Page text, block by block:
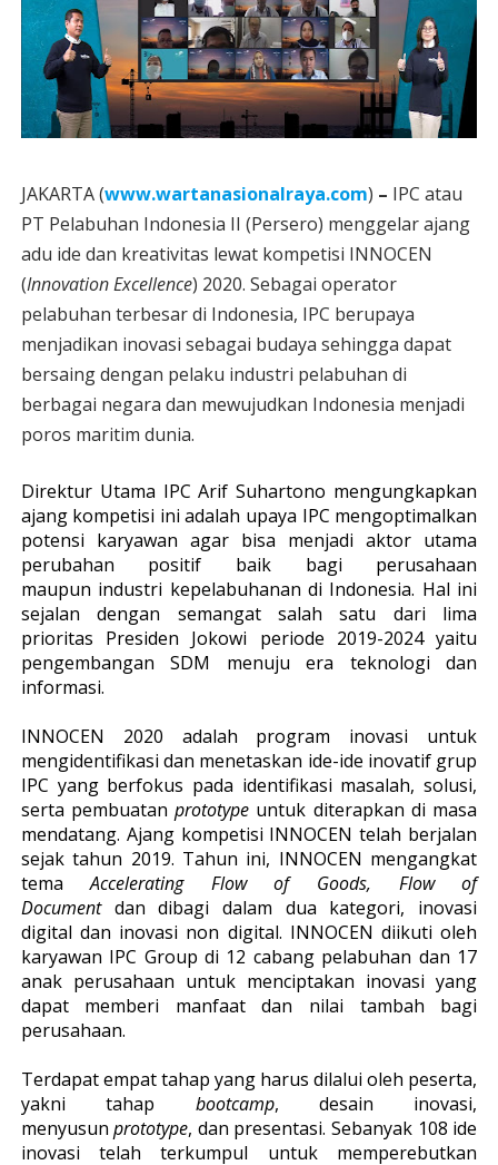
JAKARTA (www.wartanasionalraya.com) – IPC atau
PT Pelabuhan Indonesia II (Persero) menggelar ajang
adu ide dan kreativitas lewat kompetisi INNOCEN
(Innovation Excellence) 2020. Sebagai operator
pelabuhan terbesar di Indonesia, IPC berupaya
menjadikan inovasi sebagai budaya sehingga dapat
bersaing dengan pelaku industri pelabuhan di
berbagai negara dan mewujudkan Indonesia menjadi
poros maritim dunia.
Direktur Utama IPCArif Suhartono mengungkapkan
ajang kompetisi ini adalah upaya IPC mengoptimalkan
potensi karyawan agar bisa menjadi aktor utama
perubahan positif baik bagi perusahaan
maupun industri kepelabuhanan di Indonesia. Hal ini
sejalan dengan semangat salah satu dari lima
prioritas Presiden Jokowi periode 2019-2024 yaitu
pengembangan SDM menuju era teknologi dan
informasi.
INNOCEN 2020 adalah program inovasi untuk
mengidentifikasi dan menetaskan ide-ide inovatif grup
IPC yang berfokus pada identifikasi masalah, solusi,
serta pembuatanprototype untuk diterapkan di masa
mendatang. Ajang kompetisi INNOCEN telah berjalan
sejak tahun 2019. Tahun ini, INNOCEN mengangkat
temaAccelerating Flow of Goods, Flow of
Document dandibagi dalam dua kategori, inovasi
digital dan inovasi non digital. INNOCEN diikuti oleh
karyawan IPC Group di 12 cabang pelabuhan dan 17
anak perusahaan untuk menciptakan inovasi yang
dapat memberi manfaat dan nilai tambah bagi
perusahaan.
Terdapat empat tahap yang harus dilalui oleh peserta,
yakni tahap bootcamp, desain inovasi,
menyusunprototype, dan presentasi. Sebanyak 108 ide
inovasi telah terkumpul untuk memperebutkan